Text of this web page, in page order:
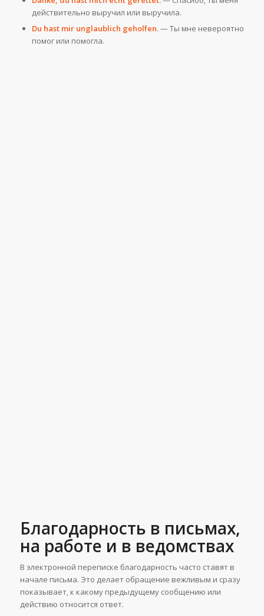
действительно выручил или выручила.
Du hast mir unglaublich geholfen.— Ты мне невероятно
помог или помогла.
Благодарность в письмах,
на работе и в ведомствах
В электронной переписке благодарность часто ставят в
начале письма. Это делает обращение вежливым и сразу
показывает, к какому предыдущему сообщению или
действию относится ответ.